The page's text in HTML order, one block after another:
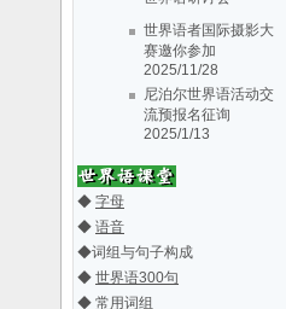
2019/5/30
丹东世协第十届会大
会会议通知
（辽、吉、黑、
内..2018/3/28
会成立31周
年..2016/7/2
第八届中国东北三省
一区世界
语..
世界语者国际摄影大
赛邀你参加
2025/11/28
尼泊尔世界语活动交
流预报名征询
2025/1/13
世界语研讨会
2019/5/30
第十届三省一区
（辽、吉、黑、
内..
◆ 字母
◆ 语音
◆词组与句子构成
◆ 世界语300句
◆ 常用词组